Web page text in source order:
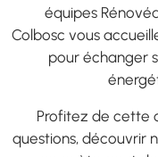
équipes
Colbosc vous
pour échanger
Profitez de cette
questions, découvrir